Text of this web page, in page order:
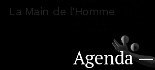
La Main de l'Homme
Agenda —